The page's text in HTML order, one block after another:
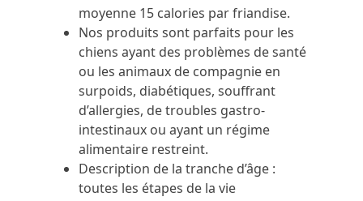
moyenne 15 calories par friandise.
Nos produits sont parfaits pour les
chiens ayant des problèmes de santé
ou les animaux de compagnie en
surpoids, diabétiques, souffrant
d’allergies, de troubles gastro-
intestinaux ou ayant un régime
alimentaire restreint.
Description de la tranche d’âge :
toutes les étapes de la vie